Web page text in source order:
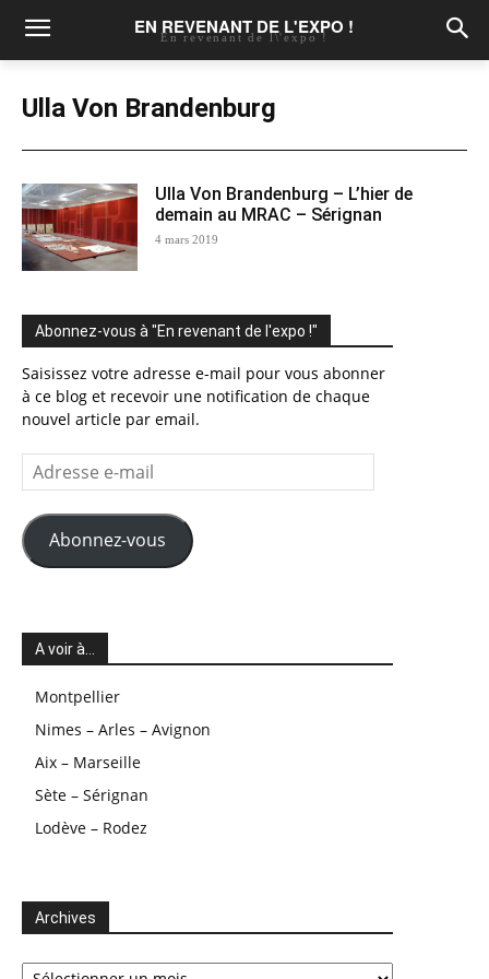
EN REVENANT DE L'EXPO !
En revenant de l\'expo !
Ulla Von Brandenburg
Ulla Von Brandenburg – L’hier de
demain au MRAC – Sérignan
4 mars 2019
Abonnez-vous à "En revenant de l'expo !"
Saisissez votre adresse e-mail pour vous abonner
à ce blog et recevoir une notification de chaque
nouvel article par email.
Adresse
e-
mail
Abonnez-vous
A voir à…
Montpellier
Nimes – Arles – Avignon
Aix – Marseille
Sète – Sérignan
Lodève – Rodez
Archives
Archives